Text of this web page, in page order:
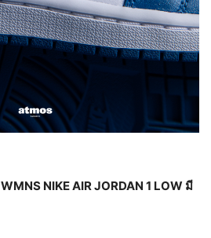
WMNS NIKE AIR JORDAN 1 LOW มี